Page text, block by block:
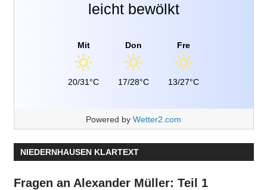
leicht bewölkt
Mit
20/31°C
Don
17/28°C
Fre
13/27°C
Powered by Wetter2.com
NIEDERNHAUSEN KLARTEXT
Fragen an Alexander Müller: Teil 1